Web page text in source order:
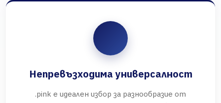
Непревъзходима универсалност
.pink е идеален избор за разнообразие от